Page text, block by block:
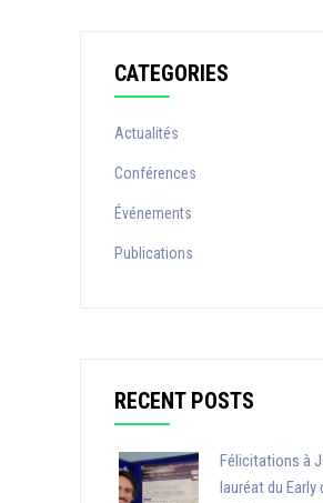
CATEGORIES
Actualités
Conférences
Événements
Publications
RECENT POSTS
Félicitations à
lauréat du Early